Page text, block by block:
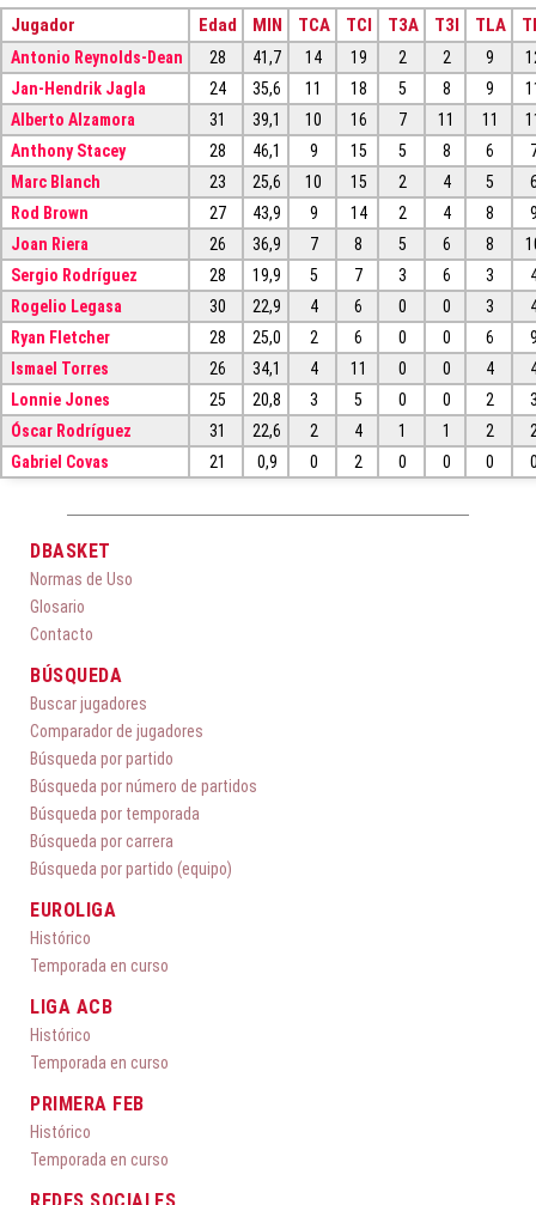
Jugador Edad MIN TCA TCI T3A T3I TLA
Antonio Reynolds-Dean 28 41,7 14 19 2 2 9
Jan-Hendrik Jagla
24 35,6 11 18 5 8 9
Alberto Alzamora
31 39,1 10 16 7 11 11
Anthony Stacey
28 46,1 9 15 5 8 6
Marc Blanch
23 25,6 10 15 2 4 5
Rod Brown
27 43,9 9 14 2 4 8
Joan Riera
26 36,9 7 8 5 6 8
Sergio Rodríguez
28 19,9 5 7 3 6 3
Rogelio Legasa
30 22,9 4 6 0 0 3
Ryan Fletcher
28 25,0 2 6 0 0 6
Ismael Torres
26 34,1 4 11 0 0 4
Lonnie Jones
25 20,8 3 5 0 0 2
Óscar Rodríguez
31 22,6 2 4 1 1 2
Gabriel Covas
21 0,9 0 2 0 0 0
DBASKET
Normas de Uso
Glosario
Contacto
BÚSQUEDA
Buscar jugadores
Comparador de jugadores
Búsqueda por partido
Búsqueda por número de partidos
Búsqueda por temporada
Búsqueda por carrera
Búsqueda por partido (equipo)
EUROLIGA
Histórico
Temporada en curso
LIGA ACB
Histórico
Temporada en curso
PRIMERA FEB
Histórico
Temporada en curso